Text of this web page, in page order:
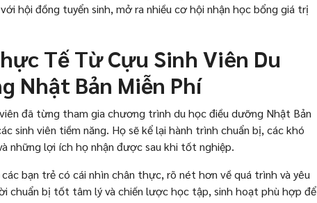
hội đồng tuyển sinh, mở ra nhiều cơ hội nhận học bổng giá trị
Tế Từ Cựu Sinh Viên Du
Nhật Bản Miễn Phí
đã từng tham gia chương trình du học điều dưỡng Nhật Bản
sinh viên tiềm năng. Họ sẽ kể lại hành trình chuẩn bị, các khó
những lợi ích họ nhận được sau khi tốt nghiệp.
bạn trẻ có cái nhìn chân thực, rõ nét hơn về quá trình và yêu
chuẩn bị tốt tâm lý và chiến lược học tập, sinh hoạt phù hợp để